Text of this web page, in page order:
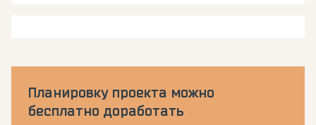
Планировку проекта можно
бесплатно доработать